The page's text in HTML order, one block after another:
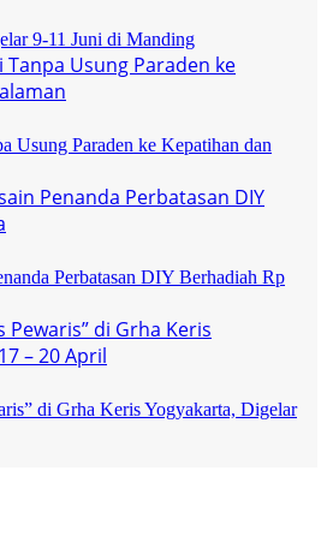
9-11 Juni di Manding
Usung Paraden ke Kepatihan dan
Perbatasan DIY Berhadiah Rp
di Grha Keris Yogyakarta, Digelar